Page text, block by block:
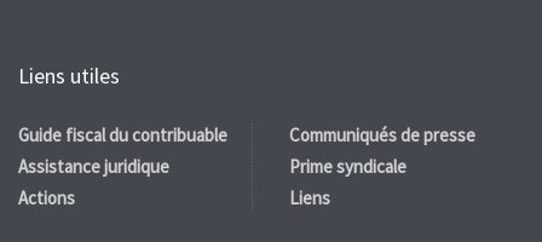
Liens utiles
Guide fiscal du contribuable
Assistance juridique
Actions
Communiqués de presse
Prime syndicale
Liens